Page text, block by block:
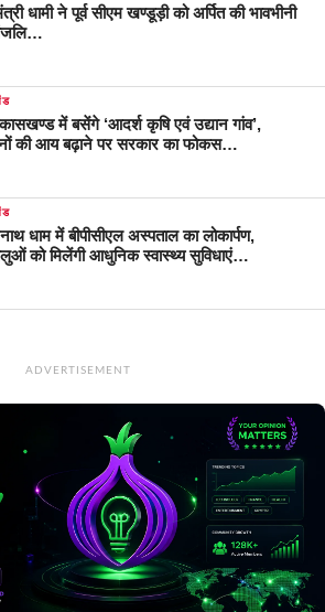
धामी ने पूर्व सीएम खण्डूड़ी को अर्पित की भावभीनी
में बसेंगे ‘आदर्श कृषि एवं उद्यान गांव’,
की आय बढ़ाने पर सरकार का फोकस…
धाम में बीपीसीएल अस्पताल का लोकार्पण,
को मिलेंगी आधुनिक स्वास्थ्य सुविधाएं…
ADVERTISEMENT